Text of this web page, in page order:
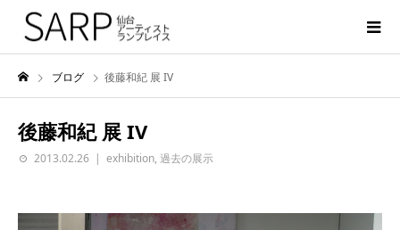
ブログ 後藤和紀 展 IV
後藤和紀 展 IV
2013.02.26 exhibition, 過去の展示